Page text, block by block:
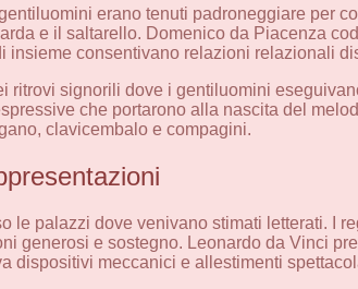
erano tenuti padroneggiare per
e il saltarello. Domenico da Piacenza
consentivano relazioni relazionali
ritrovi signorili dove i gentiluomini
che portarono alla nascita del
clavicembalo e compagini.
le palazzi dove venivano stimati letterati. I
generosi e sostegno. Leonardo da Vinci
dispositivi meccanici e allestimenti